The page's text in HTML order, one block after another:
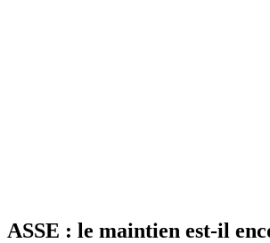
ASSE : le maintien est-il